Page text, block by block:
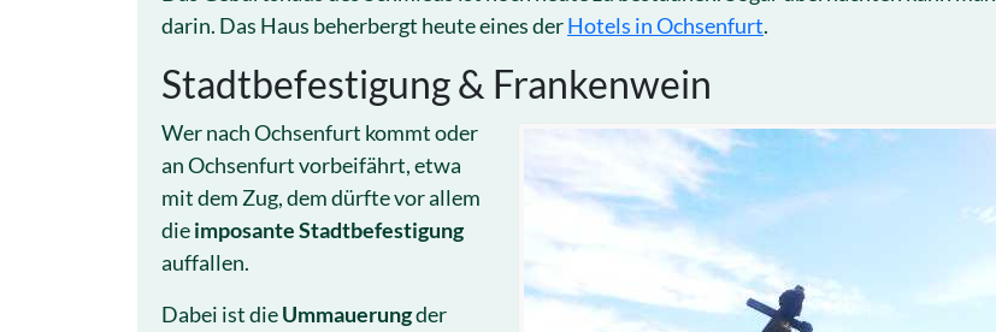
darin. Das Haus beherbergt heute eines derHotels in Ochsenfurt.
Stadtbefestigung & Frankenwein
Wer nach Ochsenfurt kommt oder
an Ochsenfurt vorbeifährt, etwa
mit dem Zug, dem dürfte vor allem
dieimposante Stadtbefestigung
auffallen.
Dabei ist dieUmmauerungder